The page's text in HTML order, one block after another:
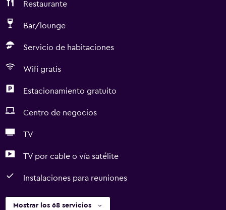
Restaurante
Bar/lounge
Servicio de habitaciones
Wifi gratis
Estacionamiento gratuito
Centro de negocios
TV
TV por cable o vía satélite
Instalaciones para reuniones
Mostrar los 68 servicios